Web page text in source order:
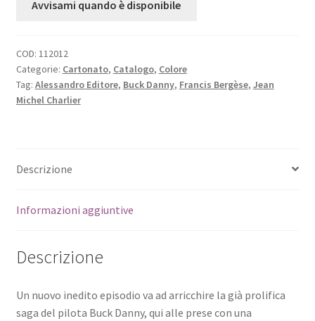
Avvisami quando è disponibile
COD: 112012
Categorie: Cartonato, Catalogo, Colore
Tag: Alessandro Editore, Buck Danny, Francis Bergèse, Jean
Michel Charlier
Descrizione
Informazioni aggiuntive
Descrizione
Un nuovo inedito episodio va ad arricchire la già prolifica
saga del pilota Buck Danny, qui alle prese con una